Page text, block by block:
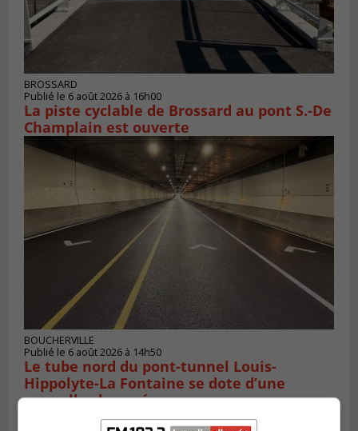
BROSSARD
Publié le 6 août 2026 à 16h00
La piste cyclable de Brossard au pont S.-De
Champlain est ouverte
BOUCHERVILLE
Publié le 6 août 2026 à 14h50
Le tube nord du pont-tunnel Louis-
Hippolyte-La Fontaine se dote d’une
nouvelle chaussée